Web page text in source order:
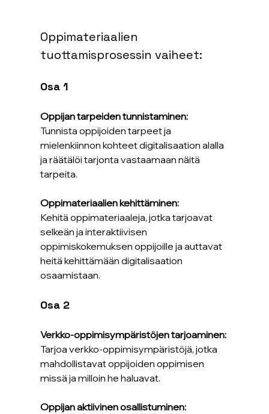
Oppimateriaalien
tuottamisprosessin vaiheet:
Osa 1
Oppijan tarpeiden tunnistaminen:
Tunnista oppijoiden tarpeet ja
mielenkiinnon kohteet digitalisaation alalla
ja räätälöi tarjonta vastaamaan näitä
tarpeita.​
Oppimateriaalien kehittäminen:
Kehitä oppimateriaaleja, jotka tarjoavat
selkeän ja interaktiivisen
oppimiskokemuksen oppijoille ja auttavat
heitä kehittämään digitalisaation
osaamistaan.
Osa 2
Verkko-oppimisympäristöjen tarjoaminen:
Tarjoa verkko-oppimisympäristöjä, jotka
mahdollistavat oppijoiden oppimisen
missä ja milloin he haluavat.
Oppijan aktiivinen osallistuminen: